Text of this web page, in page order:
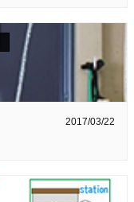
2017/03/22